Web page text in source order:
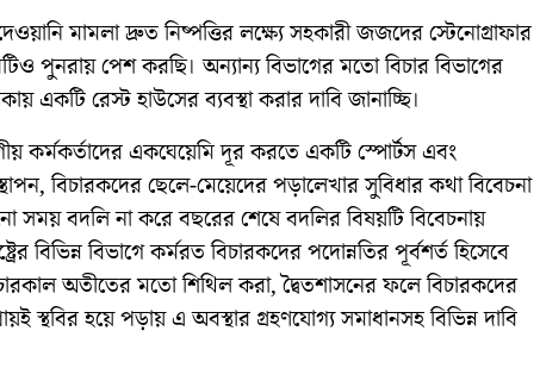
মামলা দ্রুত নিষ্পত্তির লক্ষ্যে সহকারী জজদের স্টেনোগ্রাফার
পুনরায় পেশ করছি। অন্যান্য বিভাগের মতো বিচার বিভাগের
একটি রেস্ট হাউসের ব্যবস্থা করার দাবি জানাচ্ছি।
কর্মকর্তাদের একঘেয়েমি দূর করতে একটি স্পোর্টস এবং
বিচারকদের ছেলে-মেয়েদের পড়ালেখার সুবিধার কথা বিবেচনা
সময় বদলি না করে বছরের শেষে বদলির বিষয়টি বিবেচনায়
বিভিন্ন বিভাগে কর্মরত বিচারকদের পদোন্নতির পূর্বশর্ত হিসেবে
অতীতের মতো শিথিল করা, দ্বৈতশাসনের ফলে বিচারকদের
স্থবির হয়ে পড়ায় এ অবস্থার গ্রহণযোগ্য সমাধানসহ বিভিন্ন দাবি